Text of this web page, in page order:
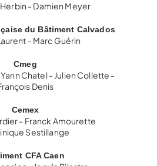
- Damien Meyer
du Bâtiment Calvados
- Marc Guérin
Cmeg
Chatel - Julien Collette -
Denis
Cemex
- Franck Amourette
Sestillange
CFA Caen